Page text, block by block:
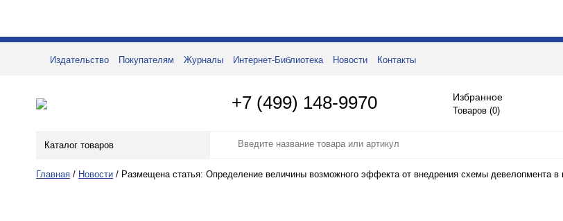
Издательство Покупателям Журналы Интернет-Библиотека Новости Контакты
+7 (499) 148-9970 Избранное
Товаров (0)
Каталог товаров
Главная / Новости / Размещена статья: Определение величины возможного эффекта от внедрения схемы девелопмента в